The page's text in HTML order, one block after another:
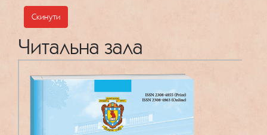
Скинути
Читальна зала